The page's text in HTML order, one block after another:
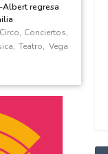
Albert regresa
Circo, Conciertos,
,Teatro, Vega